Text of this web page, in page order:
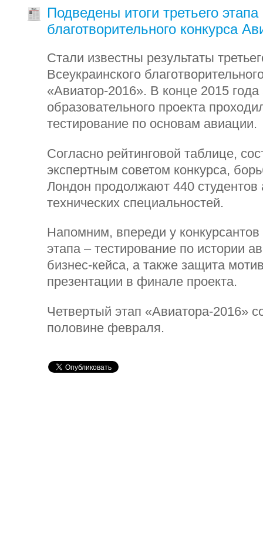
Подведены итоги третьего этапа
благотворительного конкурса
Стали известны результаты
Всеукраинского
«Авиатор-2016». В конце 2015 года
образовательного проекта
тестирование по основам авиации.
Согласно рейтинговой таблице,
экспертным советом конкурса,
Лондон продолжают 440 студентов
технических специальностей.
Напомним, впереди у
этапа – тестирование по истории
бизнес-кейса, а также защита
презентации в финале проекта.
Четвертый этап «Авиатора-2016»
половине февраля.